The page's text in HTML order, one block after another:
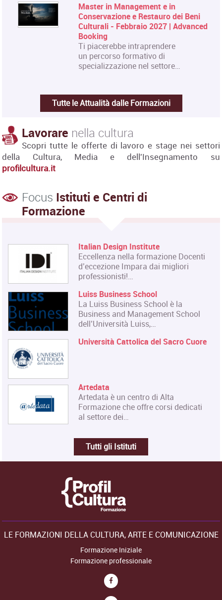
Master in Management e in
Conservazione e Restauro dei Beni
Culturali - Febbraio 2027 | Advanced
Booking
Ti piacerebbe intraprendere
un percorso formativo di
specializzazione nel settore…
Tutte le Attualità dalle Formazioni
Lavorare nella cultura
Scopri tutte le offerte di lavoro e stage nei settori
della Cultura, Media e dell'Insegnamento su
profilcultura.it
Focus Istituti e Centri di
Formazione
Italian Design Institute
Eccellenza nella formazione Docenti
d’eccezione Impara dai migliori
professionisti!…
Luiss Business School
La Luiss Business School è la
Business and Management School
dell’Università Luiss,…
Università Cattolica del Sacro Cuore
Artedata
Artedata è un centro di Alta
Formazione che offre corsi dedicati
al settore dei…
Tutti gli Istituti
LE FORMAZIONI DELLA CULTURA, ARTE E COMUNICAZIONE
Formazione Iniziale
Formazione professionale